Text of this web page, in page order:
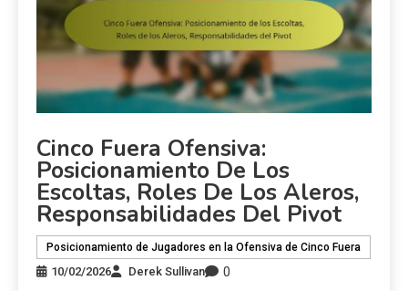
Cinco Fuera Ofensiva:
Posicionamiento De Los
Escoltas, Roles De Los Aleros,
Responsabilidades Del Pivot
Posicionamiento de Jugadores en la Ofensiva de Cinco Fuera
10/02/2026 Derek Sullivan 0